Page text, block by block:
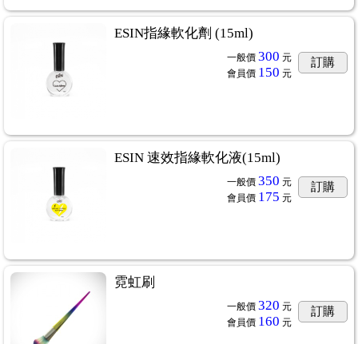
ESIN指緣軟化劑 (15ml)
一般價 300 元
會員價 150 元
訂購
ESIN 速效指緣軟化液(15ml)
一般價 350 元
會員價 175 元
訂購
霓虹刷
一般價 320 元
會員價 160 元
訂購